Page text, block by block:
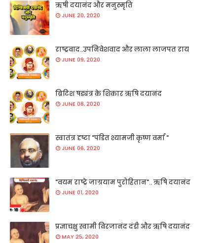
ऋषी दयानंद और मनुस्मृति
JUNE 20, 2020
राष्ट्रवाद..उपनिवेशवाद और लाला लाजपत राय
JUNE 09, 2020
ब्रिटिश षड्यंत्र के शिकार ऋषि दयानंद
JUNE 08, 2020
स्वातंत्र दृष्टा "पंडित श्यामजी कृष्ण वर्मा "
JUNE 06, 2020
"वयम राष्ट्रे जाग्रयाम पुरोहितान".. ऋषि दयानंद
JUNE 01, 2020
प्रज्ञाचक्षु स्वामी विरजानंद दंडी और ऋषि दयानंद
MAY 25, 2020